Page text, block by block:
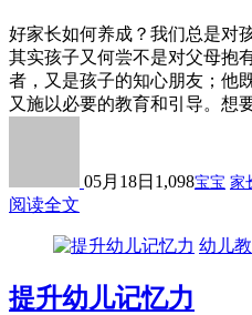
好家长如何养成？我们总是对
其实孩子又何尝不是对父母抱
者，又是孩子的知心朋友；他
又施以必要的教育和引导。想
05月18日 1,098宝宝 家
阅读全文
幼儿
提升幼儿记忆力